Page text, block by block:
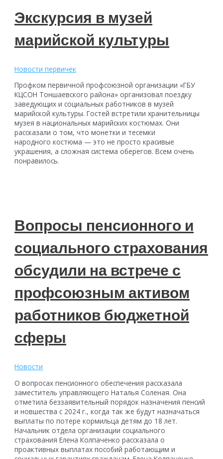
центра
Социального
фонда
России
обращений
граждан
Экскурсия в музей
марийской культуры
Новости первичек
Профком первичной профсоюзной организации «ГБУ
КЦСОН Тоншаевского района» организовал поездку
заведующих и социальных работников в музей
марийской культуры. Гостей встретили хранительницы
музея в национальных марийских костюмах. Они
рассказали о том, что монетки и тесемки
народного костюма — это не просто красивые
украшения, а сложная система оберегов. Всем очень
понравилось.
Вопросы пенсионного и
социального страхования
обсудили на встрече с
профсоюзным активом
работников бюджетной
сферы
Новости
О вопросах пенсионного обеспечения рассказала
заместитель управляющего Наталья Соленая. Она
отметила беззаявительный порядок назначения пенсий
и новшества с 2024 г., когда так же будут назначаться
выплаты по потере кормильца детям до 18 лет.
Начальник отдела организации социального
страхования Елена Колпаченко рассказала о
проактивных выплатах пособий работающим и